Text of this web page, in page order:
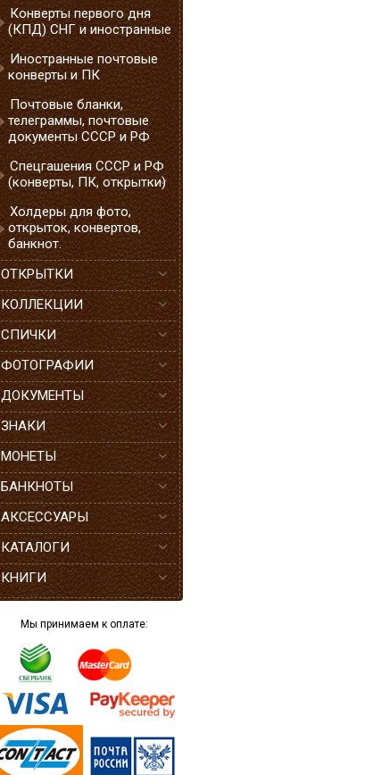
Конверты первого дня
(КПД) СНГ и иностранные
Иностранные почтовые
конверты и ПК
Почтовые бланки,
телеграммы, почтовые
документы СССР и РФ
Спецгашения СССР и РФ
(конверты, ПК, открытки)
Холдеры для фото,
открыток, конвертов,
банкнот.
ОТКРЫТКИ
КОЛЛЕКЦИИ
СПИЧКИ
ФОТОГРАФИИ
ДОКУМЕНТЫ
ЗНАКИ
МОНЕТЫ
БАНКНОТЫ
АКСЕССУАРЫ
КАТАЛОГИ
КНИГИ
Мы принимаем к оплате: